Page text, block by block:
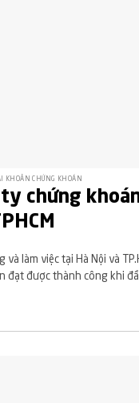
KHOẢN CHỨNG KHOÁN
ty chứng
và làm việc tại Hà Nội và
đạt được thành công khi